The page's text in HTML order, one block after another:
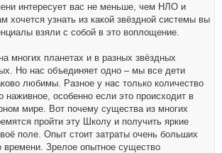
интересует вас не меньше, чем НЛО и
хочется узнать из какой звёздной системы вы
взяли с собой в это воплощение.
многих планетах и в разных звёздных
Но нас объединяет одно – мы все дети
любимы. Разное у нас только количество
наживное, особенно если это происходит в
мире. Вот почему существа из многих
пройти эту Школу и получить яркие
поле. Опыт стоит затраты очень больших
времени. Зрелое опытное существо